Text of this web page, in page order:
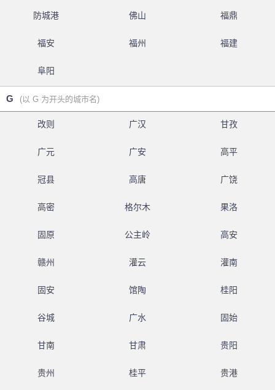
防城港 佛山 福鼎
福安 福州 福建
阜阳
G (以 G 为开头的城市名)
改则 广汉 甘孜
广元 广安 高平
冠县 高唐 广饶
高密 格尔木 果洛
固原 公主岭 高安
赣州 灌云 灌南
固安 馆陶 桂阳
谷城 广水 固始
甘南 甘肃 贵阳
贵州 桂平 贵港